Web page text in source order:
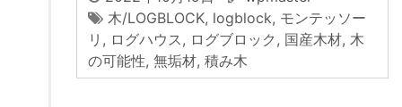
木/LOGBLOCK, logblock, モンテッソー
リ , ログハウス, ログブロック , 国産木材, 木
の可能性, 無垢材, 積み木